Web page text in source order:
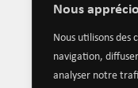
Nous
Nous utilisons
navigation,
analyser notre